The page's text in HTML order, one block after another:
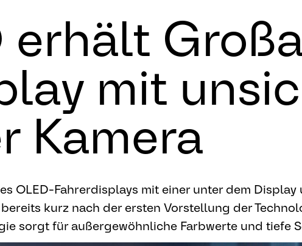
erhält
mit
Kamera
OLED-Fahrerdisplays mit einer unter dem
kurz nach der ersten Vorstellung der
sorgt für außergewöhnliche Farbwerte und tiefe